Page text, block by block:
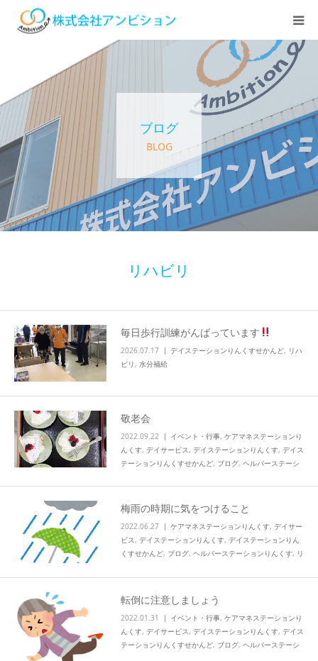
ブログ
BLOG
リハビリ
毎日歩行訓練がんばっています
2026.07.17 デイステーションりんくすせかんど, リハ
ビリ, 水分補給
敬老会
2022.09.22 イベント・行事, ケアマネステーションり
んくす, デイサービス, デイステーションりんくす, デイス
テーションりんくすせかんど, ブログ, ヘルパーステーシ
梅雨の時期に気をつけること
2022.06.27 ケアマネステーションりんくす, デイサー
ビス, デイステーションりんくす, デイステーションりん
くすせかんど, ブログ, ヘルパーステーションりんくす, リ
転倒に注意しましょう
2022.01.31 イベント・行事, ケアマネステーションり
んくす, デイサービス, デイステーションりんくす, デイス
テーションりんくすせかんど, ブログ, ヘルパーステーシ
アンビションについて
サービス紹介
デイステーション
居宅介護・訪問介護
info